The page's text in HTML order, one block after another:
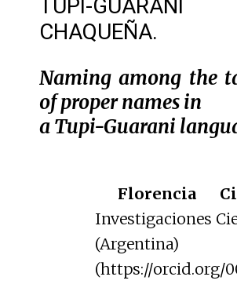
TUPÍ-GUARANÍ
CHAQUEÑA.
Naming among the
of proper names in
a Tupi-Guarani
Florencia
Investigaciones
(Argentina)
(https://orcid.org/